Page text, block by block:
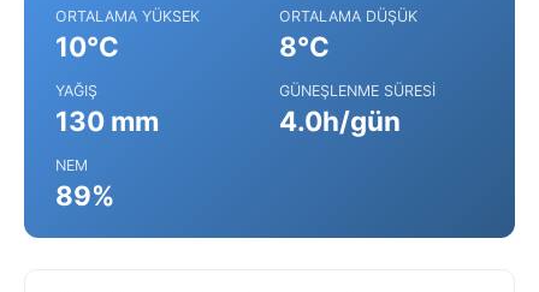
ORTALAMA YÜKSEK
10°C
ORTALAMA DÜŞÜK
8°C
YAĞIŞ
130 mm
GÜNEŞLENME SÜRESI
4.0h/gün
NEM
89%